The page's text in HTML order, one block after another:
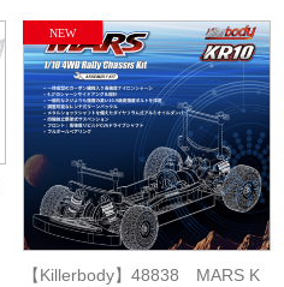
【Killerbody】48838 MARS K